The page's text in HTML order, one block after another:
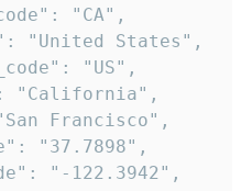
"CA",
"United States",
"US",
"California",
Francisco",
"37.7898",
"-122.3942",